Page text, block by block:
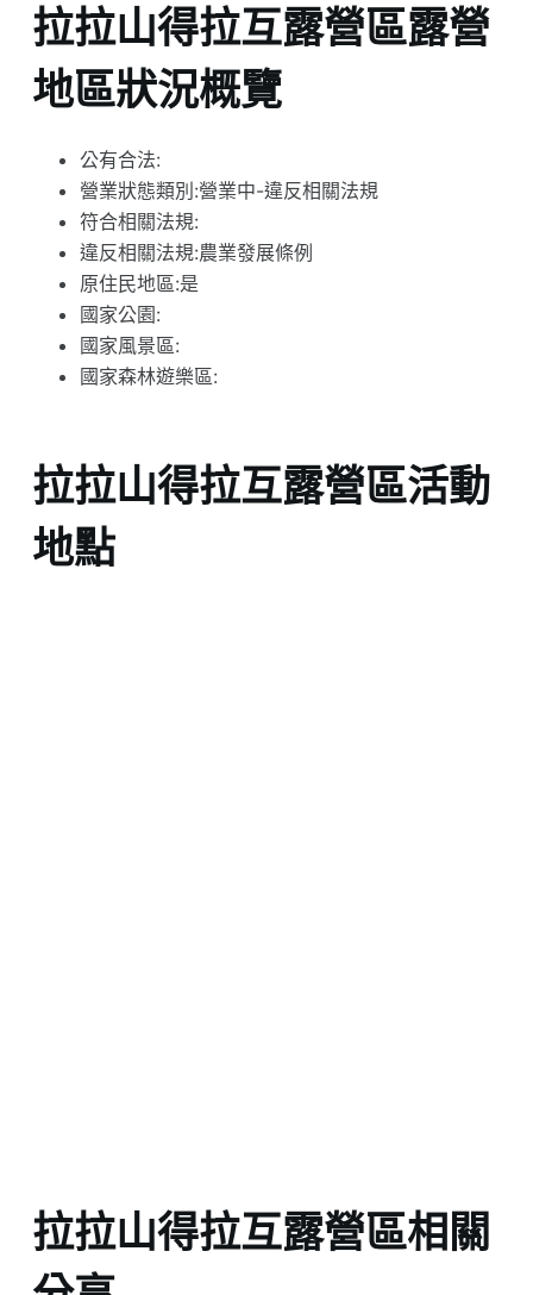
拉拉山得拉互露營區露營
地區狀況概覽
公有合法:
營業狀態類別:營業中-違反相關法規
符合相關法規:
違反相關法規:農業發展條例
原住民地區:是
國家公園:
國家風景區:
國家森林遊樂區:
拉拉山得拉互露營區活動
地點
拉拉山得拉互露營區相關